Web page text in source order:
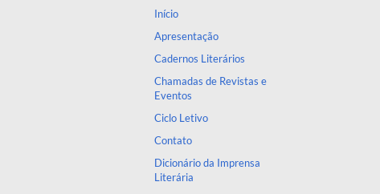
Início
Apresentação
Cadernos Literários
Chamadas de Revistas e
Eventos
Ciclo Letivo
Contato
Dicionário da Imprensa
Literária